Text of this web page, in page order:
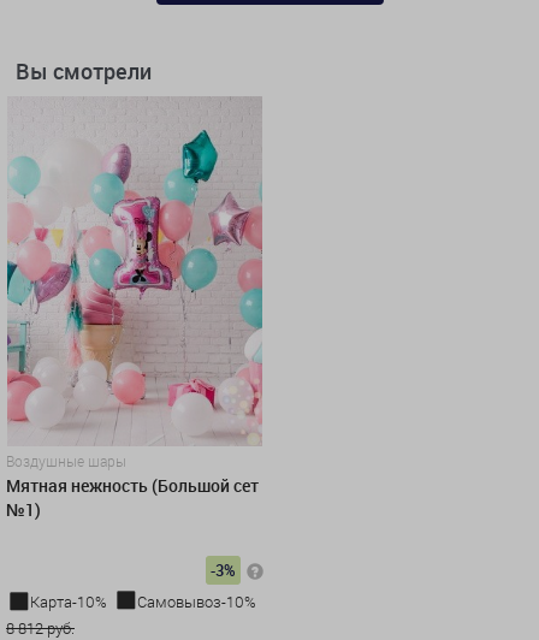
Вы смотрели
Воздушные шары
Мятная нежность (Большой сет
№1)
-3%
Карта-10%
Самовывоз-10%
8 812 руб.